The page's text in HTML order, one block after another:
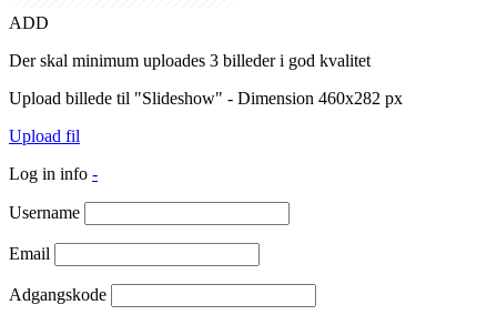
ADD
Der skal minimum uploades 3 billeder i god kvalitet
Upload billede til "Slideshow" - Dimension 460x282 px
Upload fil
Log in info -
Username
Email
Adgangskode